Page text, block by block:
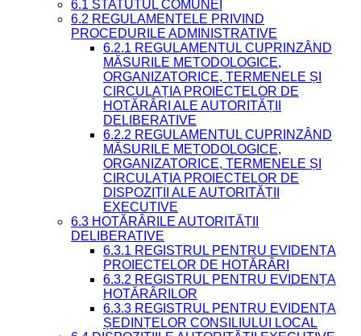
6.1 STATUTUL COMUNEI
6.2 REGULAMENTELE PRIVIND
PROCEDURILE ADMINISTRATIVE
6.2.1 REGULAMENTUL CUPRINZÂND
MĂSURILE METODOLOGICE,
ORGANIZATORICE, TERMENELE ȘI
CIRCULAȚIA PROIECTELOR DE
HOTĂRÂRI ALE AUTORITĂȚII
DELIBERATIVE
6.2.2 REGULAMENTUL CUPRINZÂND
MĂSURILE METODOLOGICE,
ORGANIZATORICE, TERMENELE ȘI
CIRCULAȚIA PROIECTELOR DE
DISPOZIȚII ALE AUTORITĂȚII
EXECUTIVE
6.3 HOTĂRÂRILE AUTORITĂȚII
DELIBERATIVE
6.3.1 REGISTRUL PENTRU EVIDENȚA
PROIECTELOR DE HOTĂRÂRI
6.3.2 REGISTRUL PENTRU EVIDENȚA
HOTĂRÂRILOR
6.3.3 REGISTRUL PENTRU EVIDENȚA
ȘEDINȚELOR CONSILIULUI LOCAL